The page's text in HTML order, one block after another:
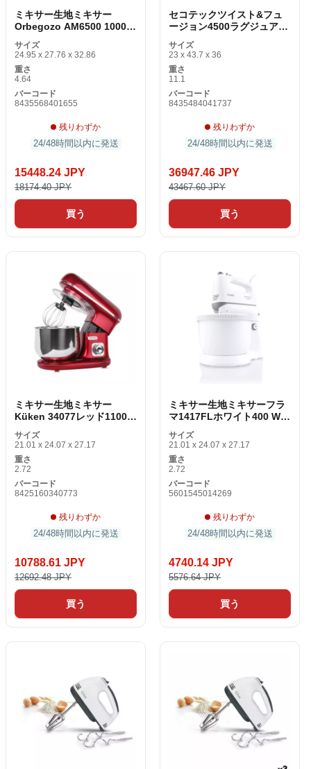
ミキサー生地ミキサー
Orbegozo AM6500 1000W
サイズ
24.95 x 27.76 x 32.86
重さ
4.64
バーコード
8435568401655
残りわずか
24/48時間以内に発送
15448.24 JPY
18174.40 JPY
買う
セコテックツイスト&フュ
ージョン4500ラグジュアリ
サイズ
23 x 43.7 x 36
重さ
11.1
バーコード
8435484041737
残りわずか
24/48時間以内に発送
36947.46 JPY
43467.60 JPY
買う
ミキサー生地ミキサー
Küken 34077レッド1100
サイズ
21.01 x 24.07 x 27.17
重さ
2.72
バーコード
8425160340773
残りわずか
24/48時間以内に発送
10788.61 JPY
12692.48 JPY
買う
ミキサー生地ミキサーフラ
マ1417FLホワイト400 W
サイズ
21.01 x 24.07 x 27.17
重さ
2.72
バーコード
5601545014269
残りわずか
24/48時間以内に発送
4740.14 JPY
5576.64 JPY
買う